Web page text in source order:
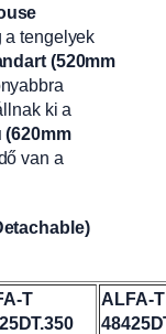
a tengelyek
(520mm
ki a
van a
T
ALFA-T